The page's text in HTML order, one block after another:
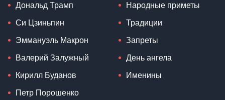
Дональд Трамп
Си Цзиньпин
Эммануэль Макрон
Валерий Залужный
Кирилл Буданов
Петр Порошенко
Народные приметы
Традиции
Запреты
День ангела
Именины